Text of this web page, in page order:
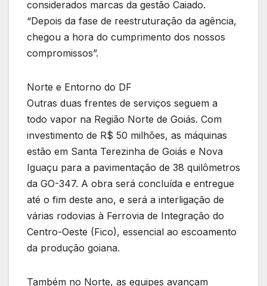
considerados marcas da gestão Caiado.
“Depois da fase de reestruturação da agência,
chegou a hora do cumprimento dos nossos
compromissos”.
Norte e Entorno do DF
Outras duas frentes de serviços seguem a
todo vapor na Região Norte de Goiás. Com
investimento de R$ 50 milhões, as máquinas
estão em Santa Terezinha de Goiás e Nova
Iguaçu para a pavimentação de 38 quilômetros
da GO-347. A obra será concluída e entregue
até o fim deste ano, e será a interligação de
várias rodovias à Ferrovia de Integração do
Centro-Oeste (Fico), essencial ao escoamento
da produção goiana.
Também no Norte, as equipes avançam